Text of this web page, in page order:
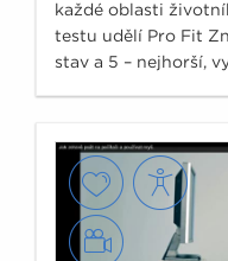
každé oblasti
testu udělí Pro Fit
stav a 5 – nejhorší,
pomoci.